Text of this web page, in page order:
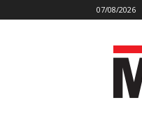
07/08/2026